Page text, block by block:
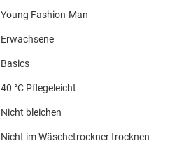
Young Fashion-Man
Erwachsene
Basics
40 °C Pflegeleicht
Nicht bleichen
Nicht im Wäschetrockner trocknen